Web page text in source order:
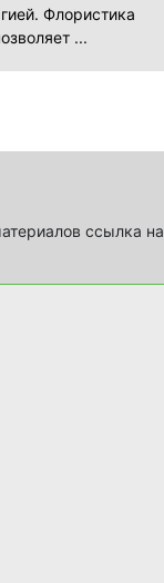
Флористика
...
ссылка на